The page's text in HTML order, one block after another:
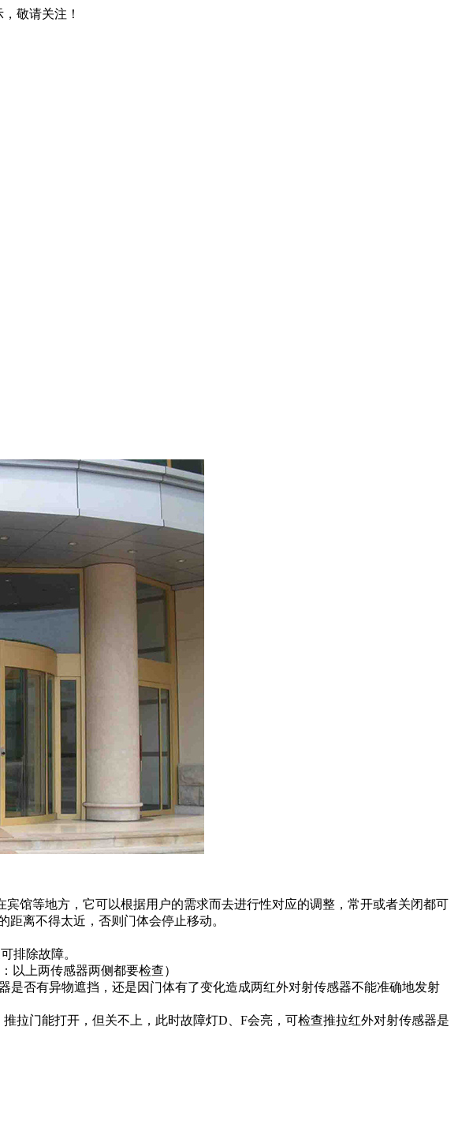
敬请关注！
馆等地方，它可以根据用户的需求而去进行性对应的调整，常开或者关闭都可
离不得太近，否则门体会停止移动。
排除故障。
以上两传感器两侧都要检查）
否有异物遮挡，还是因门体有了变化造成两红外对射传感器不能准确地发射
拉门能打开，但关不上，此时故障灯D、F会亮，可检查推拉红外对射传感器是